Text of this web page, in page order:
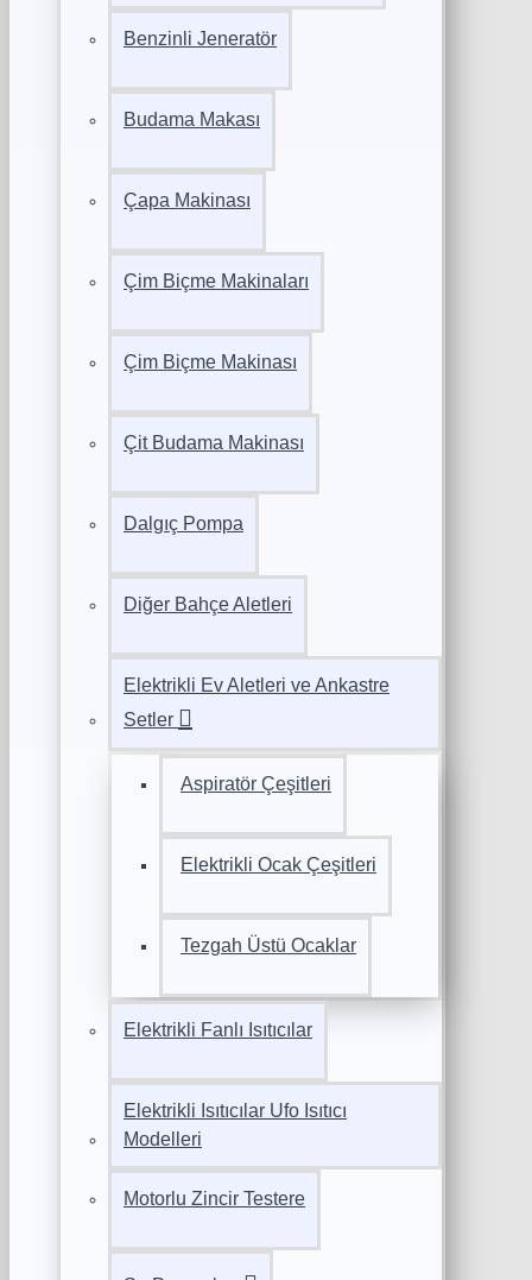
Benzinli Jeneratör
Budama Makası
Çapa Makinası
Çim Biçme Makinaları
Çim Biçme Makinası
Çit Budama Makinası
Dalgıç Pompa
Diğer Bahçe Aletleri
Elektrikli Ev Aletleri ve Ankastre
Setler
Aspiratör Çeşitleri
Elektrikli Ocak Çeşitleri
Tezgah Üstü Ocaklar
Elektrikli Fanlı Isıtıcılar
Elektrikli Isıtıcılar Ufo Isıtıcı
Modelleri
Motorlu Zincir Testere